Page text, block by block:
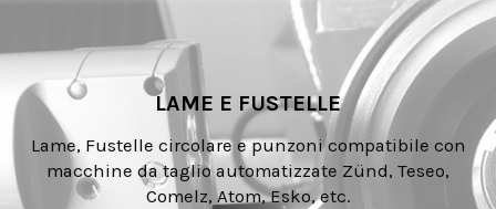
LAME E FUSTELLE
Lame, Fustelle circolare e punzoni compatibile con
macchine da taglio automatizzate Zünd, Teseo,
Comelz, Atom, Esko, etc.